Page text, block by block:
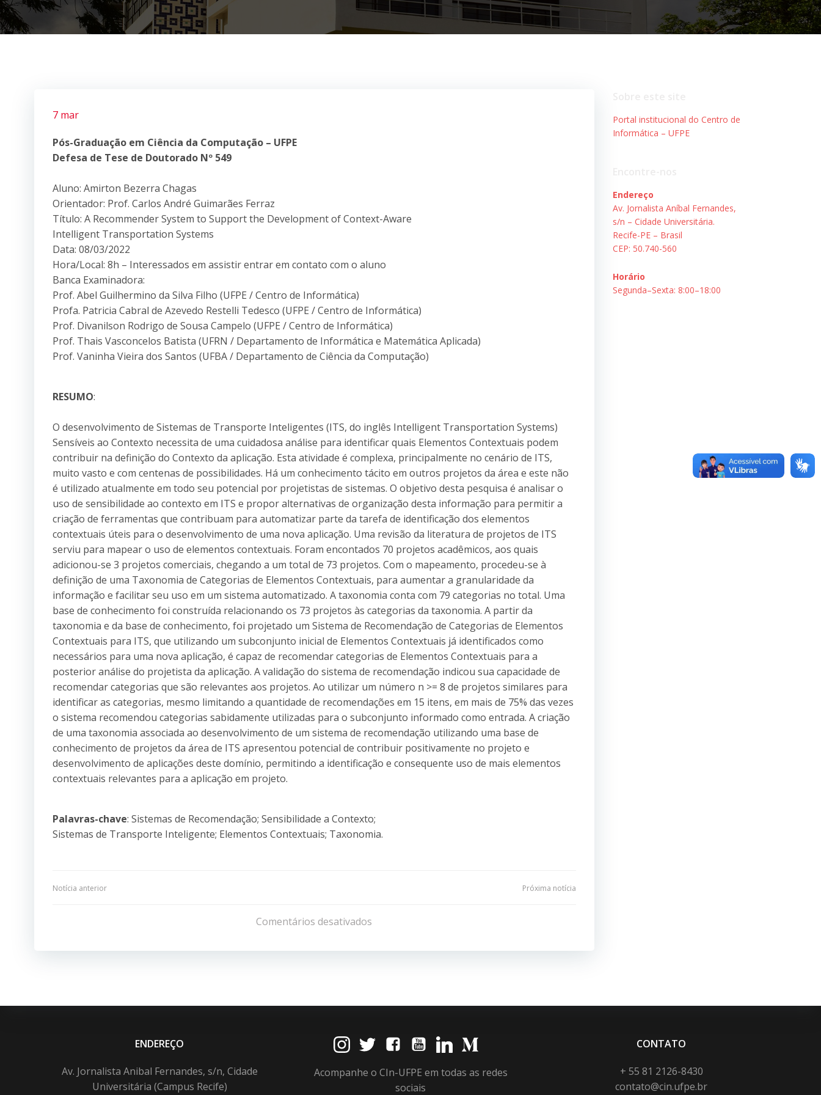
7 mar
Pós-Graduação em Ciência da Computação – UFPE
Defesa de Tese de Doutorado Nº 549
Aluno: Amirton Bezerra Chagas
Orientador: Prof. Carlos André Guimarães Ferraz
Título: A Recommender System to Support the Development of Context-Aware
Intelligent Transportation Systems
Data: 08/03/2022
Hora/Local: 8h – Interessados em assistir entrar em contato com o aluno
Banca Examinadora:
Prof. Abel Guilhermino da Silva Filho (UFPE / Centro de Informática)
Profa. Patricia Cabral de Azevedo Restelli Tedesco (UFPE / Centro de Informática)
Prof. Divanilson Rodrigo de Sousa Campelo (UFPE / Centro de Informática)
Prof. Thais Vasconcelos Batista (UFRN / Departamento de Informática e Matemática Aplicada)
Prof. Vaninha Vieira dos Santos (UFBA / Departamento de Ciência da Computação)
RESUMO:
O desenvolvimento de Sistemas de Transporte Inteligentes (ITS, do inglês Intelligent Transportation Systems)
Sensíveis ao Contexto necessita de uma cuidadosa análise para identificar quais Elementos Contextuais podem
contribuir na definição do Contexto da aplicação. Esta atividade é complexa, principalmente no cenário de ITS,
muito vasto e com centenas de possibilidades. Há um conhecimento tácito em outros projetos da área e este não
é utilizado atualmente em todo seu potencial por projetistas de sistemas. O objetivo desta pesquisa é analisar o
uso de sensibilidade ao contexto em ITS e propor alternativas de organização desta informação para permitir a
criação de ferramentas que contribuam para automatizar parte da tarefa de identificação dos elementos
contextuais úteis para o desenvolvimento de uma nova aplicação. Uma revisão da literatura de projetos de ITS
serviu para mapear o uso de elementos contextuais. Foram encontados 70 projetos acadêmicos, aos quais
adicionou-se 3 projetos comerciais, chegando a um total de 73 projetos. Com o mapeamento, procedeu-se à
definição de uma Taxonomia de Categorias de Elementos Contextuais, para aumentar a granularidade da
informação e facilitar seu uso em um sistema automatizado. A taxonomia conta com 79 categorias no total. Uma
base de conhecimento foi construída relacionando os 73 projetos às categorias da taxonomia. A partir da
taxonomia e da base de conhecimento, foi projetado um Sistema de Recomendação de Categorias de Elementos
Contextuais para ITS, que utilizando um subconjunto inicial de Elementos Contextuais já identificados como
necessários para uma nova aplicação, é capaz de recomendar categorias de Elementos Contextuais para a
posterior análise do projetista da aplicação. A validação do sistema de recomendação indicou sua capacidade de
recomendar categorias que são relevantes aos projetos. Ao utilizar um número n >= 8 de projetos similares para
identificar as categorias, mesmo limitando a quantidade de recomendações em 15 itens, em mais de 75% das vezes
o sistema recomendou categorias sabidamente utilizadas para o subconjunto informado como entrada. A criação
de uma taxonomia associada ao desenvolvimento de um sistema de recomendação utilizando uma base de
conhecimento de projetos da área de ITS apresentou potencial de contribuir positivamente no projeto e
desenvolvimento de aplicações deste domínio, permitindo a identificação e consequente uso de mais elementos
contextuais relevantes para a aplicação em projeto.
Palavras-chave: Sistemas de Recomendação; Sensibilidade a Contexto;
Sistemas de Transporte Inteligente; Elementos Contextuais; Taxonomia.
Navegação
Post
Notícia anterior
de
Post
Próxima notícia
Comentários desativados
Portal institucional do Centro de
Informática – UFPE
Endereço
Av. Jornalista Aníbal Fernandes,
s/n – Cidade Universitária.
Recife-PE – Brasil
CEP: 50.740-560
Horário
Segunda–Sexta: 8:00–18:00
ENDEREÇO
Av. Jornalista Anibal Fernandes, s/n, Cidade
Universitária (Campus Recife)
Acompanhe o CIn-UFPE em todas as redes
sociais
CONTATO
+ 55 81 2126-8430
contato@cin.ufpe.br